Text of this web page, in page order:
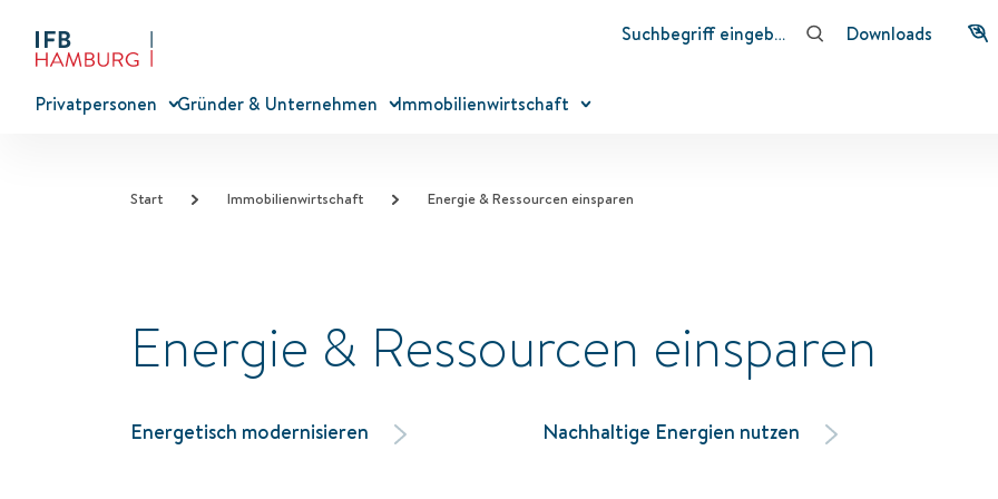
Downloads
Privatpersonen Gründer & Unternehmen Immobilienwirtschaft
Start Immobilienwirtschaft Energie & Ressourcen einsparen
Energie & Ressourcen einsparen
Energetisch modernisieren Nachhaltige Energien nutzen